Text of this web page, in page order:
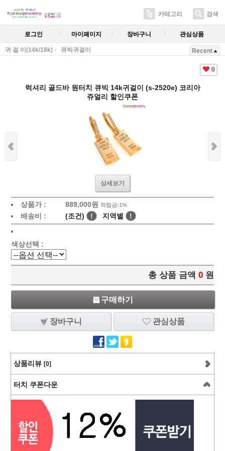
카테고리 검색
로그인 마이페이지 장바구니 관심상품
귀 걸 이(14k/18k) 큐빅귀걸이 Recent
0
럭셔리 골드바 원터치 큐빅 14k귀걸이 (s-2520e) 코리아
쥬얼리 할인쿠폰
상세보기
상품가 : 889,000원 적립금:1%
배송비 : (조건) ! 지역별 !
색상선택 :
총 상품 금액 0 원
구매하기
장바구니 관심상품
상품리뷰 [0]
터치 쿠폰다운